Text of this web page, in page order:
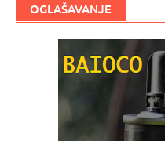
OGLAŠAVANJE